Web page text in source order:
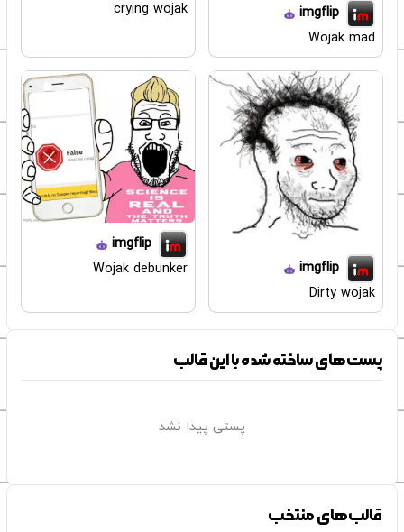
imgflip
Wojak mad
crying wojak
imgflip
Dirty wojak
imgflip
Wojak debunker
پست‌های ساخته شده با این قالب
پستی پیدا نشد
قالب‌های منتخب